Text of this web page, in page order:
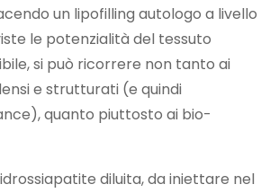
un lipofilling autologo a livello
le potenzialità del tessuto
si può ricorrere non tanto ai
e strutturati (e quindi
quanto piuttosto ai bio-
diluita, da iniettare nel